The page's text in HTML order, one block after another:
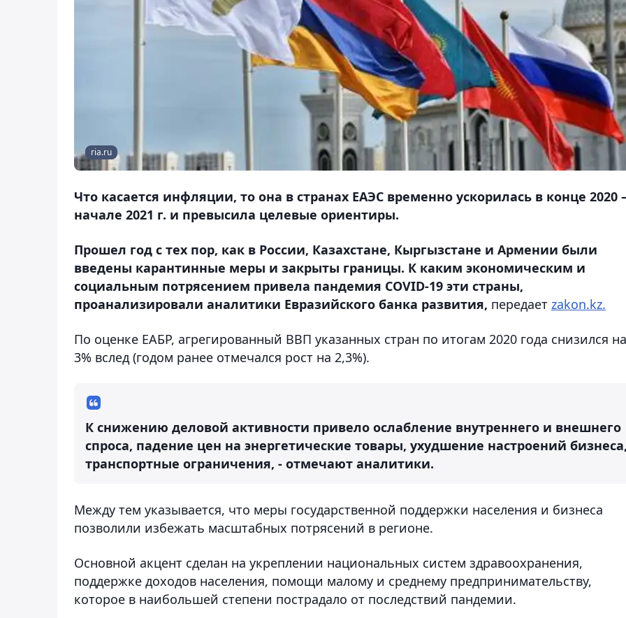
ria.ru
Что касается инфляции, то она в странах ЕАЭС временно ускорилась в конце 2020
начале 2021 г. и превысила целевые ориентиры.
Прошел год с тех пор, как в России, Казахстане, Кыргызстане и Армении были
введены карантинные меры и закрыты границы. К каким экономическим и
социальным потрясением привела пандемия COVID-19 эти страны,
проанализировали аналитики Евразийского банка развития, передает zakon.kz.
По оценке ЕАБР, агрегированный ВВП указанных стран по итогам 2020 года снизился на
3% вслед (годом ранее отмечался рост на 2,3%).
К снижению деловой активности привело ослабление внутреннего и внешнего
спроса, падение цен на энергетические товары, ухудшение настроений
транспортные ограничения, - отмечают аналитики.
Между тем указывается, что меры государственной поддержки населения и бизнеса
позволили избежать масштабных потрясений в регионе.
Основной акцент сделан на укреплении национальных систем здравоохранения,
поддержке доходов населения, помощи малому и среднему предпринимательству,
которое в наибольшей степени пострадало от последствий пандемии.